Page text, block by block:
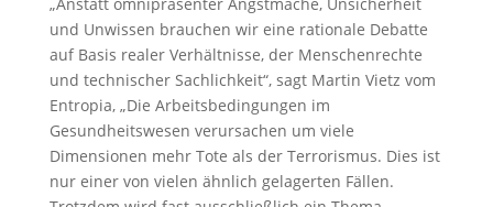
und Unwissen brauchen wir eine rationale Debatte
auf Basis realer Verhältnisse, der Menschenrechte
und technischer Sachlichkeit“, sagt Martin Vietz vom
Entropia, „Die Arbeitsbedingungen im
Gesundheitswesen verursachen um viele
Dimensionen mehr Tote als der Terrorismus. Dies ist
nur einer von vielen ähnlich gelagerten Fällen.